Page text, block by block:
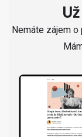
Nemáte zájem o